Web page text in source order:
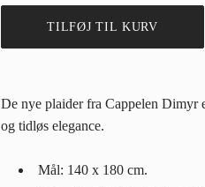
De nye plaider fra Cappelen Dimyr
og tidløs elegance.
Mål: 140 x 180 cm.